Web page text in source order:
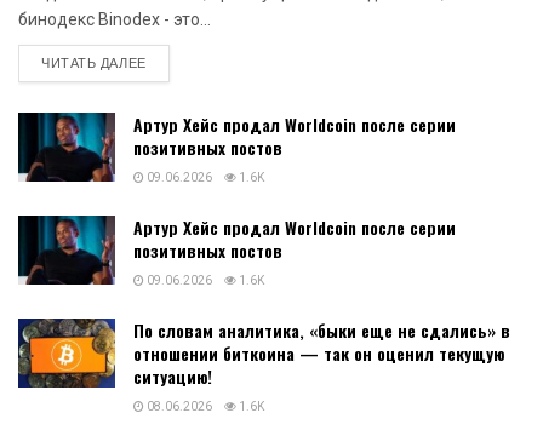
бинодекс Binodex - это...
ЧИТАТЬ ДАЛЕЕDETAILS
Артур Хейс продал Worldcoin после серии
позитивных постов
09.06.2026 1.6K
Артур Хейс продал Worldcoin после серии
позитивных постов
09.06.2026 1.6K
По словам аналитика, «быки еще не сдались» в
отношении биткоина — так он оценил текущую
ситуацию!
08.06.2026 1.6K